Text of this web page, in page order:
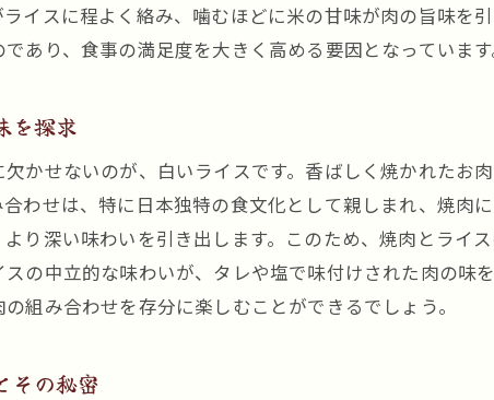
ライスが焼肉体験をアップグレードする理
黒川駅で見つける焼肉とライスの幸福感
名店で楽しむ焼肉とライスのハーモニー
黒川駅の名店が提供する焼肉の秘密
ライスと共に楽しむ黒川駅の名店の焼肉
名店が誇る焼肉とライスの絶妙なバランス
イスに程よく絡み、噛むほどに米の甘味が肉の旨味を
あり、食事の満足度を大きく高める要因となっています
を探求
かせないのが、白いライスです。香ばしく焼かれたお
わせは、特に日本独特の食文化として親しまれ、焼肉
り深い味わいを引き出します。このため、焼肉とライ
の中立的な味わいが、タレや塩で味付けされた肉の味
組み合わせを存分に楽しむことができるでしょう。
その秘密